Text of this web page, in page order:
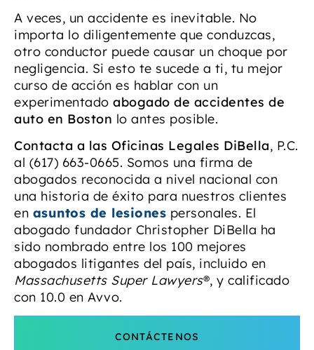
A veces, un accidente es inevitable. No
importa lo diligentemente que conduzcas,
otro conductor puede causar un choque por
negligencia. Si esto te sucede a ti, tu mejor
curso de acción es hablar con un
experimentado abogado de accidentes de
auto en Boston lo antes posible.
Contacta a las Oficinas Legales DiBella, P.C.
al (617) 663-0665. Somos una firma de
abogados reconocida a nivel nacional con
una historia de éxito para nuestros clientes
en asuntos de lesiones personales. El
abogado fundador Christopher DiBella ha
sido nombrado entre los 100 mejores
abogados litigantes del país, incluido en
Massachusetts Super Lawyers®, y calificado
con 10.0 en Avvo.
CONTÁCTENOS